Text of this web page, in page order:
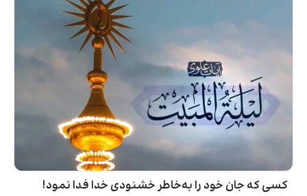
کسی که جان خود را به‌خاطر خشنودی خدا فدا نمود!